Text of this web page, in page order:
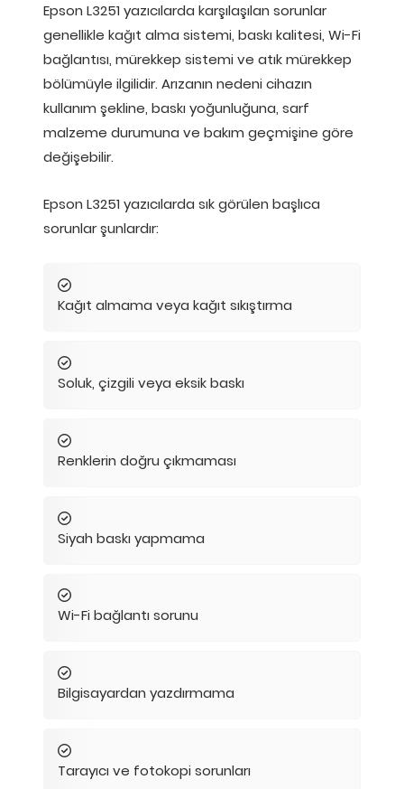
Epson L3251 yazıcılarda karşılaşılan sorunlar
genellikle kağıt alma sistemi, baskı kalitesi, Wi-Fi
bağlantısı, mürekkep sistemi ve atık mürekkep
bölümüyle ilgilidir. Arızanın nedeni cihazın
kullanım şekline, baskı yoğunluğuna, sarf
malzeme durumuna ve bakım geçmişine göre
değişebilir.
Epson L3251 yazıcılarda sık görülen başlıca
sorunlar şunlardır:
Kağıt almama veya kağıt sıkıştırma
Soluk, çizgili veya eksik baskı
Renklerin doğru çıkmaması
Siyah baskı yapmama
Wi-Fi bağlantı sorunu
Bilgisayardan yazdırmama
Tarayıcı ve fotokopi sorunları